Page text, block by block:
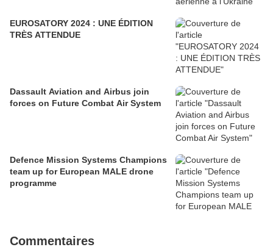
EUROSATORY 2024 : UNE ÉDITION
TRÈS ATTENDUE
Dassault Aviation and Airbus join
forces on Future Combat Air System
Defence Mission Systems Champions
team up for European MALE drone
programme
Commentaires